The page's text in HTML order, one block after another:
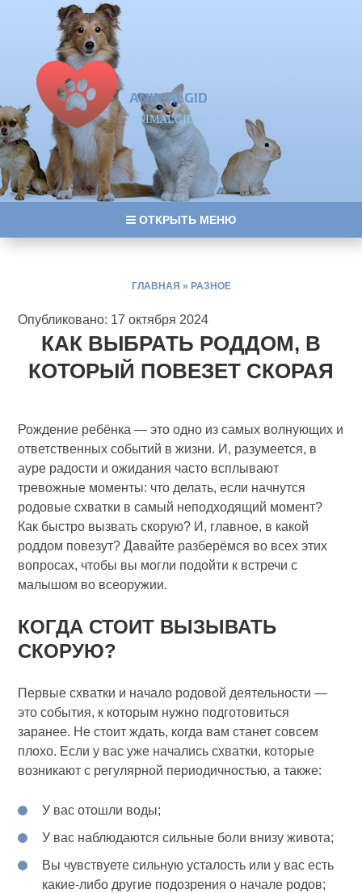
ANIMALGID
ANIMALGID
ОТКРЫТЬ МЕНЮ
ГЛАВНАЯ » РАЗНОЕ
Опубликовано: 17 октября 2024
КАК ВЫБРАТЬ РОДДОМ, В
КОТОРЫЙ ПОВЕЗЕТ СКОРАЯ
Рождение ребёнка — это одно из самых волнующих и
ответственных событий в жизни. И, разумеется, в
ауре радости и ожидания часто всплывают
тревожные моменты: что делать, если начнутся
родовые схватки в самый неподходящий момент?
Как быстро вызвать скорую? И, главное, в какой
роддом повезут? Давайте разберёмся во всех этих
вопросах, чтобы вы могли подойти к встречи с
малышом во всеоружии.
КОГДА СТОИТ ВЫЗЫВАТЬ
СКОРУЮ?
Первые схватки и начало родовой деятельности —
это события, к которым нужно подготовиться
заранее. Не стоит ждать, когда вам станет совсем
плохо. Если у вас уже начались схватки, которые
возникают с регулярной периодичностью, а также:
У вас отошли воды;
У вас наблюдаются сильные боли внизу живота;
Вы чувствуете сильную усталость или у вас есть
какие-либо другие подозрения о начале родов;